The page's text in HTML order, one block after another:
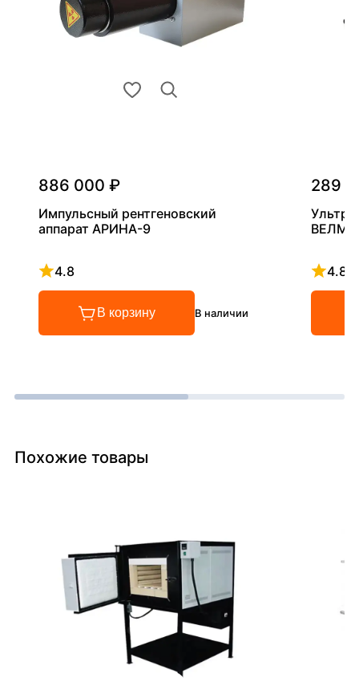
886 000 ₽
Импульсный рентгеновский
аппарат АРИНА-9
4.8
Рейтинг 4.8 из 5
В корзину В наличии
289
4.8
Похожие товары